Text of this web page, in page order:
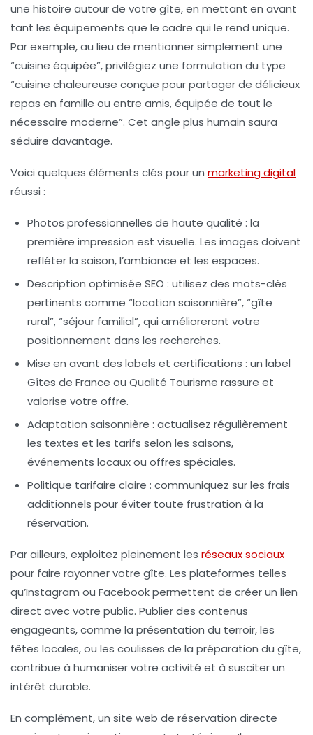
une histoire autour de votre gîte, en mettant en avant
tant les équipements que le cadre qui le rend unique.
Par exemple, au lieu de mentionner simplement une
“cuisine équipée”, privilégiez une formulation du type
“cuisine chaleureuse conçue pour partager de délicieux
repas en famille ou entre amis, équipée de tout le
nécessaire moderne”. Cet angle plus humain saura
séduire davantage.
Voici quelques éléments clés pour un marketing digital
réussi :
Photos professionnelles de haute qualité : la
première impression est visuelle. Les images doivent
refléter la saison, l’ambiance et les espaces.
Description optimisée SEO : utilisez des mots-clés
pertinents comme “location saisonnière”, “gîte
rural”, “séjour familial”, qui amélioreront votre
positionnement dans les recherches.
Mise en avant des labels et certifications : un label
Gîtes de France ou Qualité Tourisme rassure et
valorise votre offre.
Adaptation saisonnière : actualisez régulièrement
les textes et les tarifs selon les saisons,
événements locaux ou offres spéciales.
Politique tarifaire claire : communiquez sur les frais
additionnels pour éviter toute frustration à la
réservation.
Par ailleurs, exploitez pleinement les réseaux sociaux
pour faire rayonner votre gîte. Les plateformes telles
qu’Instagram ou Facebook permettent de créer un lien
direct avec votre public. Publier des contenus
engageants, comme la présentation du terroir, les
fêtes locales, ou les coulisses de la préparation du gîte,
contribue à humaniser votre activité et à susciter un
intérêt durable.
En complément, un site web de réservation directe